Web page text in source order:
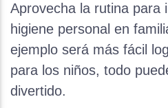
Aprovecha la rutina para
higiene personal en
ejemplo será más fácil
para los niños, todo
divertido.